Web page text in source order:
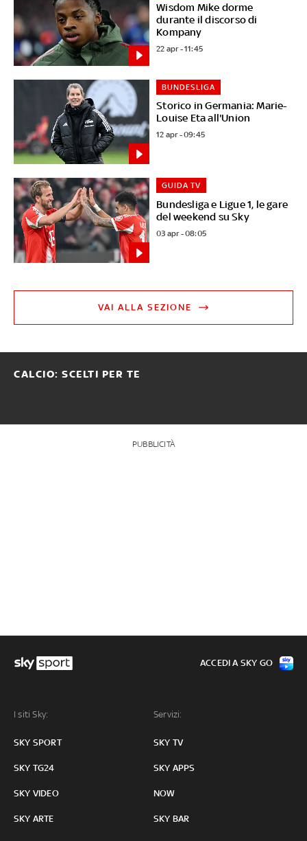
Wisdom Mike dorme
durante il discorso di
Kompany
22 apr - 11:45
Storico in Germania: Marie-
Louise Eta all'Union
BUNDESLIGA
12 apr - 09:45
Bundesliga e Ligue 1, le gare
del weekend su Sky
GUIDA TV
03 apr - 08:05
VAI ALLA SEZIONE
CALCIO: SCELTI PER TE
PUBBLICITÀ
I siti Sky:
SKY SPORT
SKY TG24
SKY VIDEO
SKY ARTE
Servizi:
SKY TV
SKY APPS
NOW
SKY BAR
ACCEDI A SKY GO